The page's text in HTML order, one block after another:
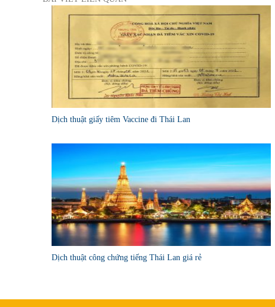
Dịch thuật giấy tiêm Vaccine đi Thái Lan
Dịch thuật công chứng tiếng Thái Lan giá rẻ